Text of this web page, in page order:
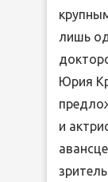
лишь
Юрия
и